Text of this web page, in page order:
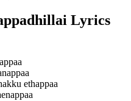
Lyrics
ethappaa